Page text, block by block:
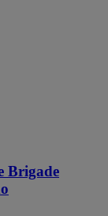
Brigade